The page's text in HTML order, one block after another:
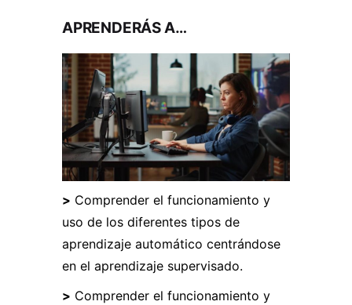
APRENDERÁS A…
> Comprender el funcionamiento y
uso de los diferentes tipos de
aprendizaje automático centrándose
en el aprendizaje supervisado.
> Comprender el funcionamiento y